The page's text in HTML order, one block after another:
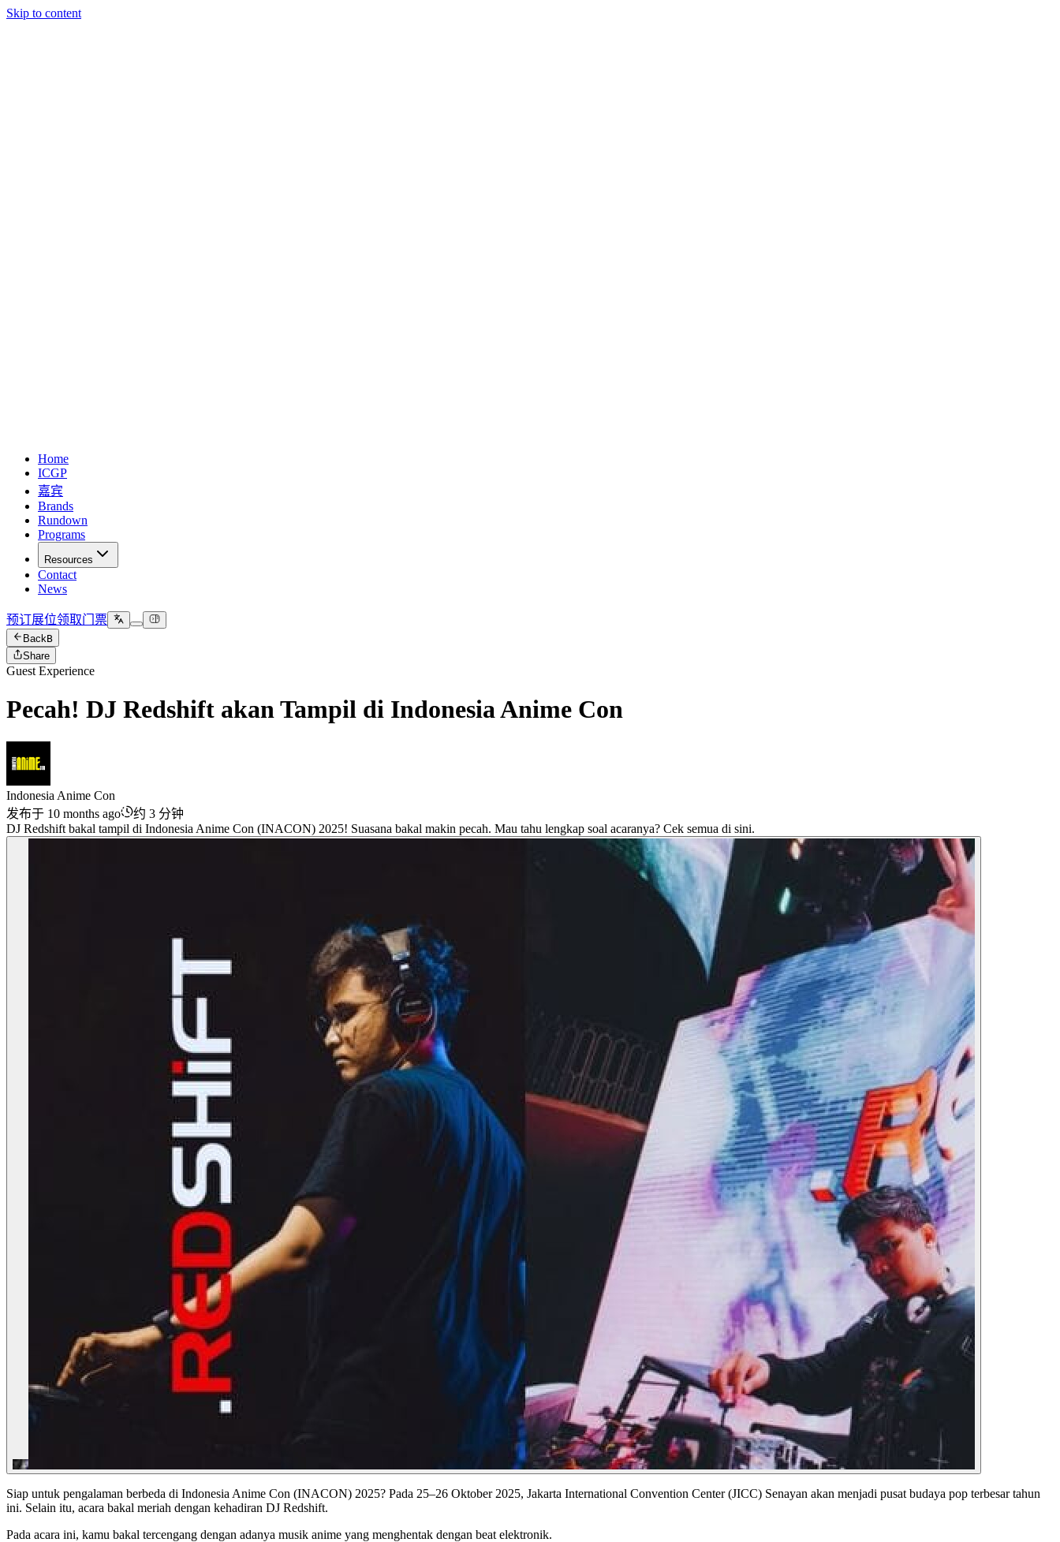
Skip to content
Home
ICGP
嘉宾
Brands
Rundown
Programs
Resources
Contact
News
预订展位领取门票
BackB
Share
Guest Experience
Pecah! DJ Redshift akan Tampil di Indonesia Anime Con
Indonesia Anime Con
发布于 10 months ago
约 3 分钟
DJ Redshift bakal tampil di Indonesia Anime Con (INACON) 2025! Suasana bakal makin pecah. Mau tahu lengkap soal acaranya? Cek semua di sini.
Siap untuk pengalaman berbeda di Indonesia Anime Con (INACON) 2025? Pada 25–26 Oktober 2025, Jakarta International Convention Center (JICC) Senayan akan menjadi pusat budaya pop terbesar tahun
ini. Selain itu, acara bakal meriah dengan kehadiran DJ Redshift.
Pada acara ini, kamu bakal tercengang dengan adanya musik anime yang menghentak dengan beat elektronik.